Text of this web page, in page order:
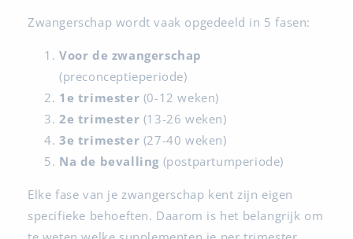
Zwangerschap wordt vaak opgedeeld in 5 fasen:
Voor de zwangerschap
(preconceptieperiode)
1e trimester (0-12 weken)
2e trimester (13-26 weken)
3e trimester (27-40 weken)
Na de bevalling (postpartumperiode)
Elke fase van je zwangerschap kent zijn eigen
specifieke behoeften. Daarom is het belangrijk om